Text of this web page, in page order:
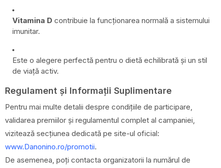
Vitamina D contribuie la funcționarea normală a sistemului
imunitar.
Este o alegere perfectă pentru o dietă echilibrată și un stil
de viață activ.
Regulament și Informații Suplimentare
Pentru mai multe detalii despre condițiile de participare,
validarea premiilor și regulamentul complet al campaniei,
vizitează secțiunea dedicată pe site-ul oficial:
www.Danonino.ro/promotii.
De asemenea, poți contacta organizatorii la numărul de